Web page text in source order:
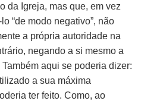
da Igreja, mas que, em vez
“de modo negativo”, não
a própria autoridade na
negando a si mesmo a
aqui se poderia dizer:
a sua máxima
ter feito. Como, ao